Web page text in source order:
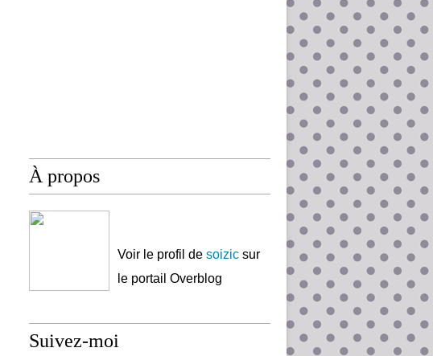
À propos
Voir le profil de soizic sur
le portail Overblog
Suivez-moi